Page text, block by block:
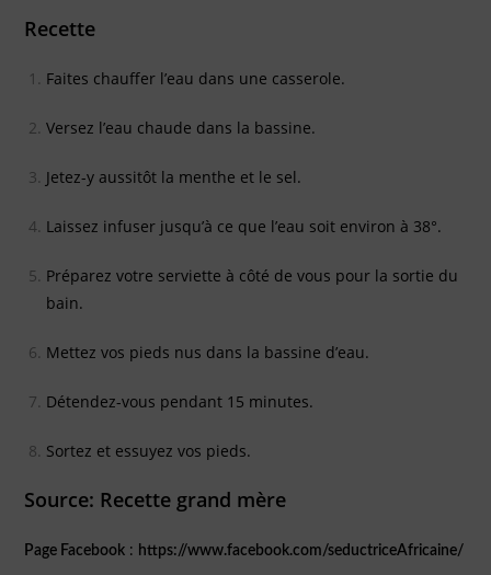
Recette
Faites chauffer l’eau dans une casserole.
Versez l’eau chaude dans la bassine.
Jetez-y aussitôt la menthe et le sel.
Laissez infuser jusqu’à ce que l’eau soit environ à 38°.
Préparez votre serviette à côté de vous pour la sortie du
bain.
Mettez vos pieds nus dans la bassine d’eau.
Détendez-vous pendant 15 minutes.
Sortez et essuyez vos pieds.
Source: Recette grand mère
Page Facebook : https://www.facebook.com/seductriceAfricaine/